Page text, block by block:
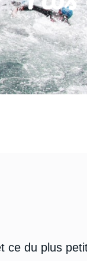
ce du plus